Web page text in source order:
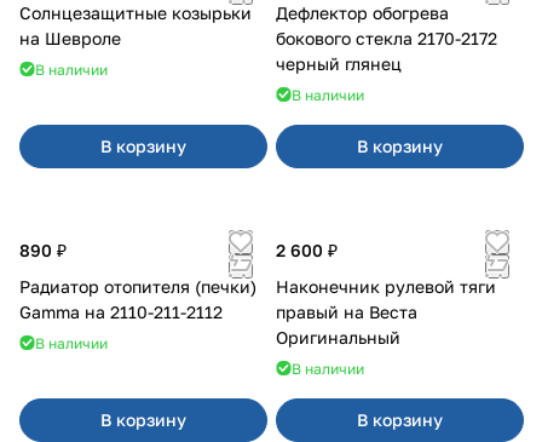
Солнцезащитные козырьки
на Шевроле
В наличии
В корзину
Дефлектор обогрева
бокового стекла 2170-2172
черный глянец
В наличии
В корзину
890 ₽
Радиатор отопителя (печки)
Gamma на 2110-211-2112
В наличии
В корзину
2 600 ₽
Наконечник рулевой тяги
правый на Веста
Оригинальный
В наличии
В корзину